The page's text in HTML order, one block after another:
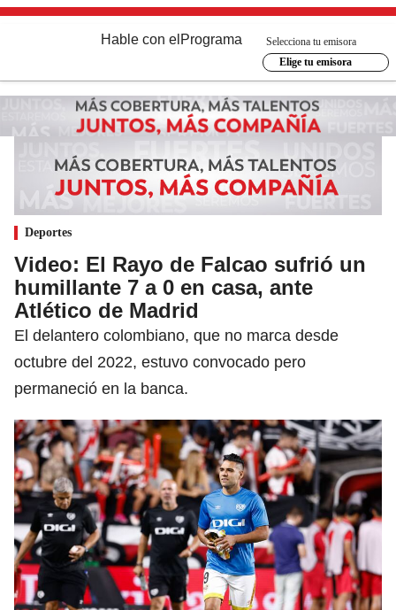
Hable con el Programa
Selecciona tu emisora
Elige tu emisora
Deportes
Video: El Rayo de Falcao sufrió un
humillante 7 a 0 en casa, ante
Atlético de Madrid
El delantero colombiano, que no marca desde
octubre del 2022, estuvo convocado pero
permaneció en la banca.